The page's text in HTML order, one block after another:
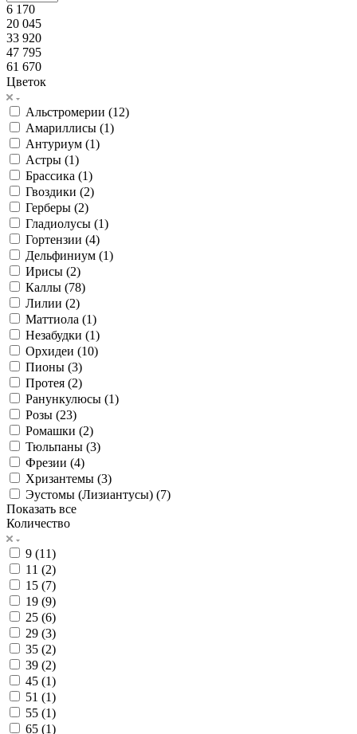
6 170
20 045
33 920
47 795
61 670
Цветок
Альстромерии (12)
Амариллисы (1)
Антуриум (1)
Астры (1)
Брассика (1)
Гвоздики (2)
Герберы (2)
Гладиолусы (1)
Гортензии (4)
Дельфиниум (1)
Ирисы (2)
Каллы (78)
Лилии (2)
Маттиола (1)
Незабудки (1)
Орхидеи (10)
Пионы (3)
Протея (2)
Ранункулюсы (1)
Розы (23)
Ромашки (2)
Тюльпаны (3)
Фрезии (4)
Хризантемы (3)
Эустомы (Лизиантусы) (7)
Показать все
Количество
9 (11)
11 (2)
15 (7)
19 (9)
25 (6)
29 (3)
35 (2)
39 (2)
45 (1)
51 (1)
55 (1)
65 (1)